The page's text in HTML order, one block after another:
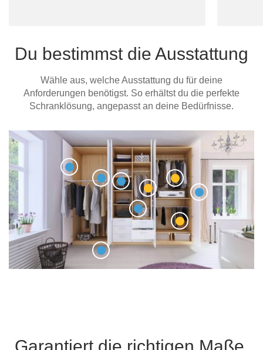
Du bestimmst die Ausstattung
Wähle aus, welche Ausstattung du für deine
Anforderungen benötigst. So erhältst du die perfekte
Schranklösung, angepasst an deine Bedürfnisse.